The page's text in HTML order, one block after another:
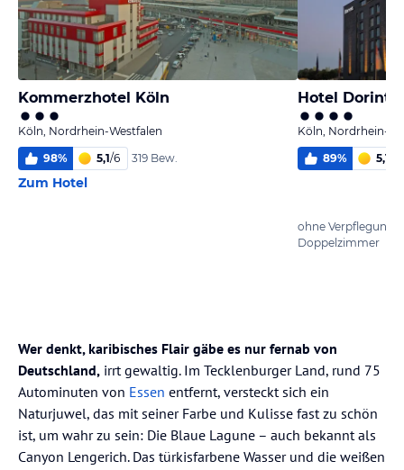
Kommerzhotel Köln
Köln, Nordrhein-Westfalen
98% 5,1/6 319 Bew.
Zum Hotel
Hotel Dorint
Köln, Nordrhein-
89% 5,1
ohne Verpflegung
Doppelzimmer
Wer denkt, karibisches Flair gäbe es nur fernab von
Deutschland, irrt gewaltig. Im Tecklenburger Land, rund 75
Autominuten von Essen entfernt, versteckt sich ein
Naturjuwel, das mit seiner Farbe und Kulisse fast zu schön
ist, um wahr zu sein: Die Blaue Lagune – auch bekannt als
Canyon Lengerich. Das türkisfarbene Wasser und die weißen